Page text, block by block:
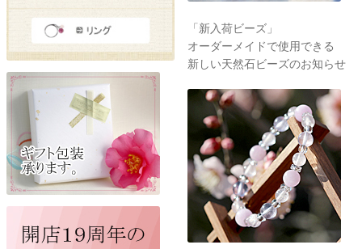
「新入荷ビーズ」
オーダーメイドで使用できる
新しい天然石ビーズのお知らせ